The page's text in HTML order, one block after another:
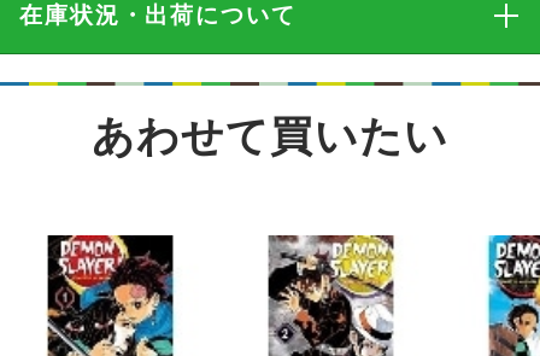
在庫状況・出荷について
あわせて買いたい